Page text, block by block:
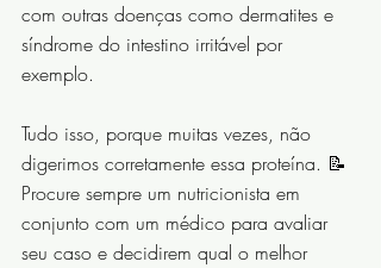
com outras doenças como dermatites e
síndrome do intestino irritável por
exemplo.
Tudo isso, porque muitas vezes, não
digerimos corretamente essa proteína. 📝
Procure sempre um nutricionista em
conjunto com um médico para avaliar
seu caso e decidirem qual o melhor